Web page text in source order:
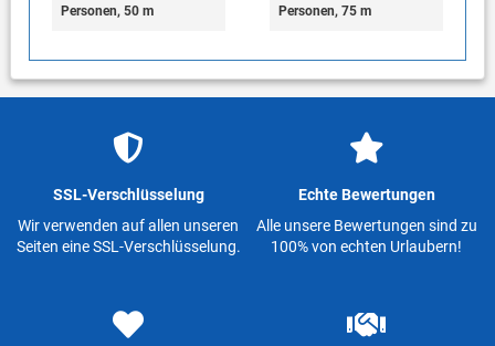
Personen, 50 m
Personen, 75 m
SSL-Verschlüsselung
Wir verwenden auf allen unseren
Seiten eine SSL-Verschlüsselung.
Echte Bewertungen
Alle unsere Bewertungen sind zu
100% von echten Urlaubern!